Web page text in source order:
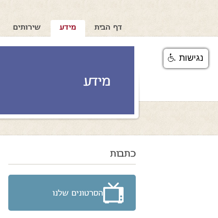
דף הבית מידע שירותים
מידע
כתבות
הסרטונים שלנו
נגישות